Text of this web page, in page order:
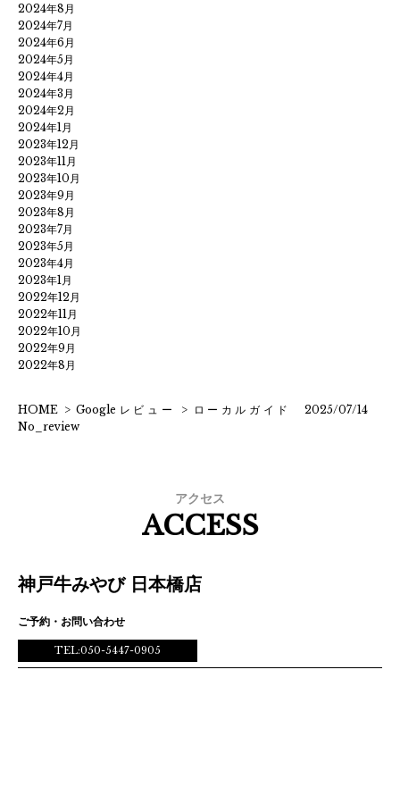
2024年8月
2024年7月
2024年6月
2024年5月
2024年4月
2024年3月
2024年2月
2024年1月
2023年12月
2023年11月
2023年10月
2023年9月
2023年8月
2023年7月
2023年5月
2023年4月
2023年1月
2022年12月
2022年11月
2022年10月
2022年9月
2022年8月
HOME >Googleレビュー > ローカルガイド 2025/07/14
No_review
アクセス
ACCESS
神戸牛みやび 日本橋店
ご予約・お問い合わせ
TEL:050-5447-0905